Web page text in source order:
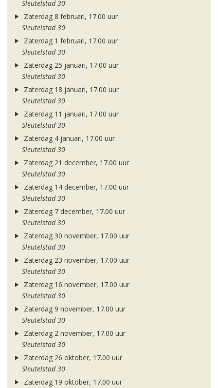
Sleutelstad 30
Zaterdag 8 februari, 17.00 uur
Sleutelstad 30
Zaterdag 1 februari, 17.00 uur
Sleutelstad 30
Zaterdag 25 januari, 17.00 uur
Sleutelstad 30
Zaterdag 18 januari, 17.00 uur
Sleutelstad 30
Zaterdag 11 januari, 17.00 uur
Sleutelstad 30
Zaterdag 4 januari, 17.00 uur
Sleutelstad 30
Zaterdag 21 december, 17.00 uur
Sleutelstad 30
Zaterdag 14 december, 17.00 uur
Sleutelstad 30
Zaterdag 7 december, 17.00 uur
Sleutelstad 30
Zaterdag 30 november, 17.00 uur
Sleutelstad 30
Zaterdag 23 november, 17.00 uur
Sleutelstad 30
Zaterdag 16 november, 17.00 uur
Sleutelstad 30
Zaterdag 9 november, 17.00 uur
Sleutelstad 30
Zaterdag 2 november, 17.00 uur
Sleutelstad 30
Zaterdag 26 oktober, 17.00 uur
Sleutelstad 30
Zaterdag 19 oktober, 17.00 uur